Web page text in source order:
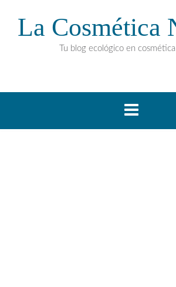
La Cosmética
Tu blog ecológico en